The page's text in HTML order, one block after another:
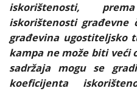
iskorištenosti,
iskorištenosti građevne
građevina ugostiteljsko
kampa ne može biti veći
sadržaja mogu se
koeficijenta